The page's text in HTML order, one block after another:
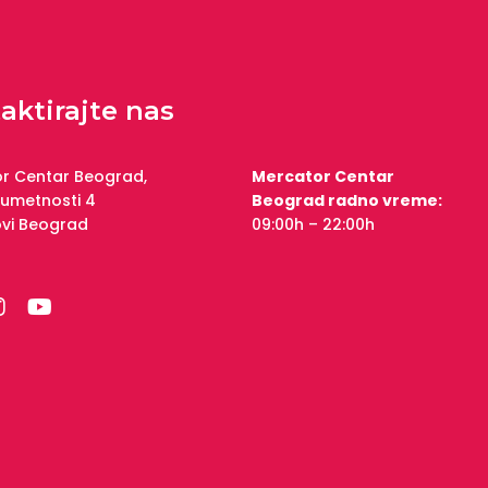
nas
Centar Beograd,
4
Beograd
Mercator Centar
Beograd radno vreme:
09:00h – 22:00h